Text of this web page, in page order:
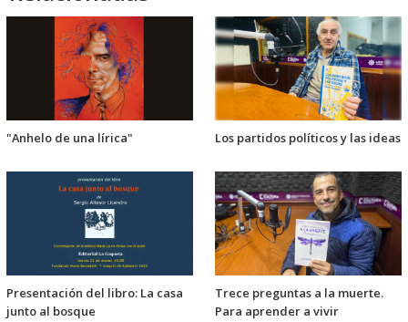
"Anhelo de una lírica" Los partidos políticos y las ideas
Presentación del libro: La casa
junto al bosque
Trece preguntas a la muerte.
Para aprender a vivir